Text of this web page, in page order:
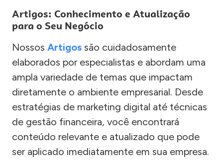
Artigos: Conhecimento e Atualização
para o Seu Negócio
Nossos Artigos são cuidadosamente
elaborados por especialistas e abordam uma
ampla variedade de temas que impactam
diretamente o ambiente empresarial. Desde
estratégias de marketing digital até técnicas
de gestão financeira, você encontrará
conteúdo relevante e atualizado que pode
ser aplicado imediatamente em sua empresa.